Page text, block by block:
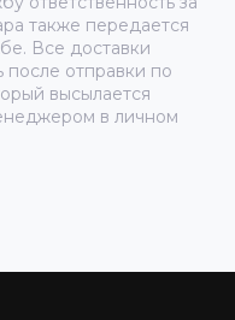
также передается
Все доставки
отправки по
высылается
в личном